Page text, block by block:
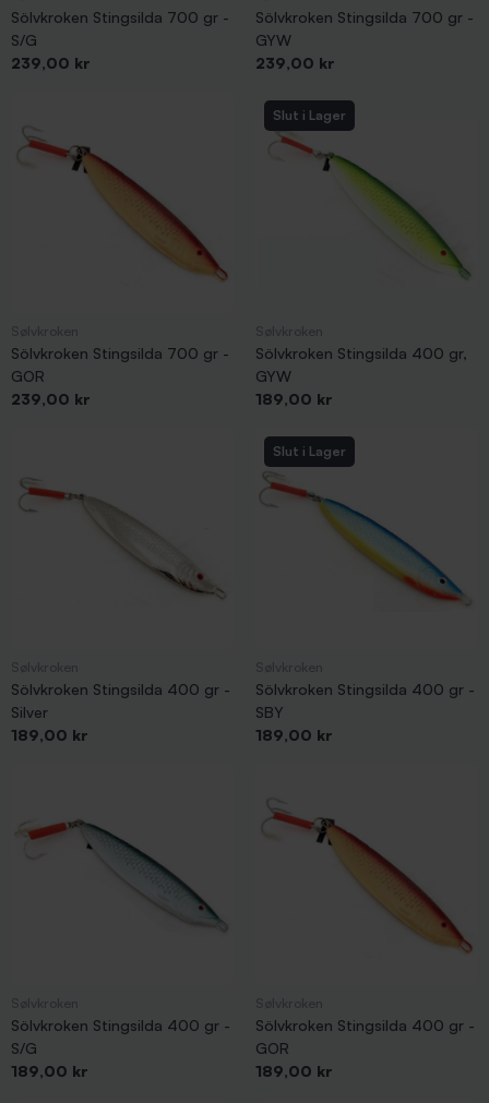
Sölvkroken Stingsilda 700 gr -
S/G
Pris
239,00 kr
Sölvkroken Stingsilda 700 gr -
GYW
Pris
239,00 kr
Sölvkroken Stingsilda 700 gr -
GOR
Pris
239,00 kr
Slut i Lager
Sölvkroken Stingsilda 400 gr,
GYW
Pris
189,00 kr
Sölvkroken Stingsilda 400 gr -
Silver
Pris
189,00 kr
Slut i Lager
Sölvkroken Stingsilda 400 gr -
SBY
Pris
189,00 kr
Sölvkroken Stingsilda 400 gr -
S/G
Pris
189,00 kr
Sölvkroken Stingsilda 400 gr -
GOR
Pris
189,00 kr